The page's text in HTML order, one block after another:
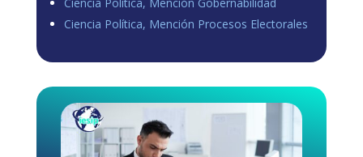
Ciencia Política, Mención Procesos Electorales